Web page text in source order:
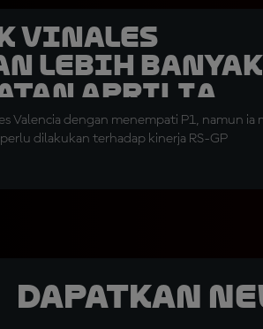
Vinales
Lebih Banyak
Aprilia
Valencia dengan menempati P1, namun ia
dilakukan terhadap kinerja RS-GP
Dapatkan